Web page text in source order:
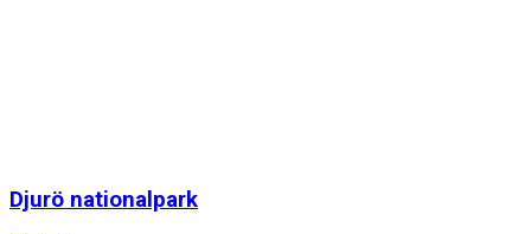
Djurö nationalpark